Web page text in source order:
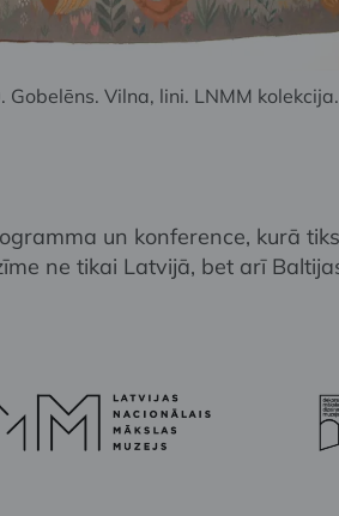
Gobelēns. Vilna, lini. LNMM
un konference, kurā
ne tikai Latvijā, bet arī